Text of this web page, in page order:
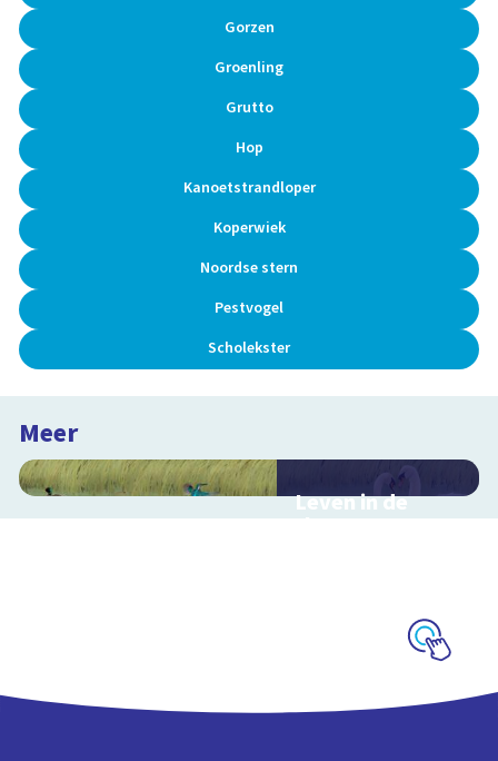
Gorzen
Groenling
Grutto
Hop
Kanoetstrandloper
Koperwiek
Noordse stern
Pestvogel
Scholekster
Meer
Leven in de
sloot